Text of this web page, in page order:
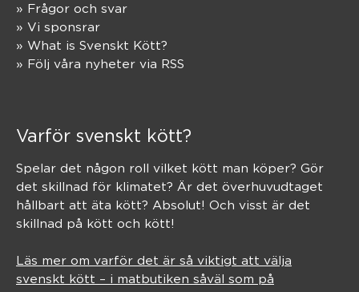
» Frågor och svar
» Vi sponsrar
» What is Svenskt Kött?
» Följ våra nyheter via RSS
Varför svenskt kött?
Spelar det någon roll vilket kött man köper? Gör
det skillnad för klimatet? Är det överhuvudtaget
hållbart att äta kött? Absolut! Och visst är det
skillnad på kött och kött!
Läs mer om varför det är så viktigt att välja
svenskt kött – i matbutiken såväl som på